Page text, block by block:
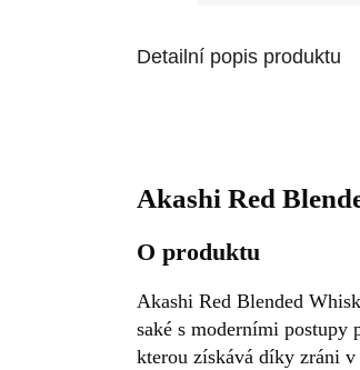
Detailní popis produktu
Akashi Red
O produktu
Akashi Red Blended
saké s moderními postupy
kterou získává díky zráni